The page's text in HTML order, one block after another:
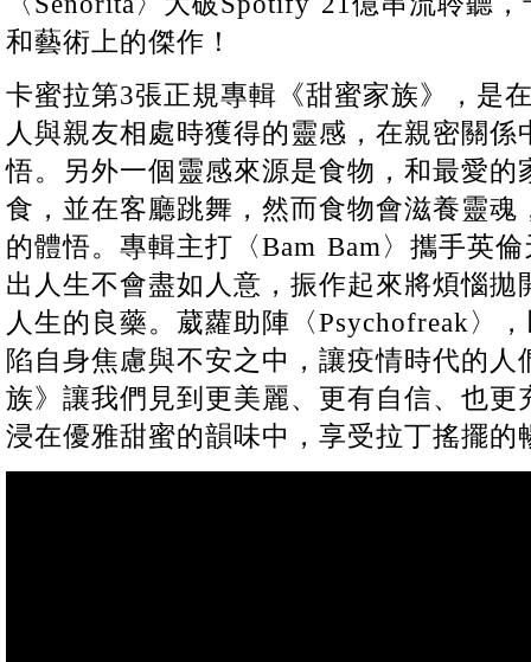
和藝術上的傑作！
卡蜜拉第3張正規專輯《甜蜜家族》，是
人與親友相處時獲得的靈感，在親密關
悟。另外一個靈感來源是食物，和最愛的
食，並在客廳跳舞，然而食物會滋養靈魂
的體悟。專輯主打〈Bam Bam〉攜手英
出人生不會盡如人意，振作起來將煩惱
人生的良藥。葳蘿助陣〈Psychofreak〉
陷自身焦慮與不安之中，讓疫情時代的人
族》讓我們見到更美麗、更有自信、也更
浸在優雅甜蜜的韻味中，享受拉丁搖擺的